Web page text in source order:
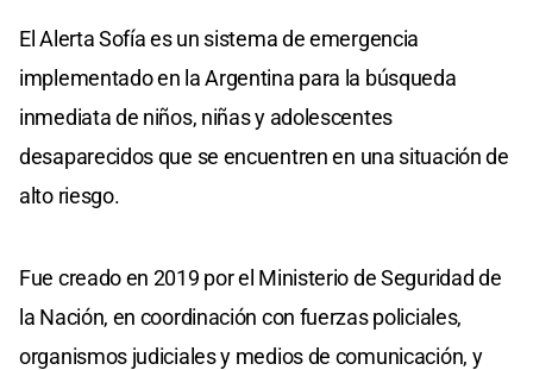
El Alerta Sofía es un sistema de emergencia
implementado en la Argentina para la búsqueda
inmediata de niños, niñas y adolescentes
desaparecidos que se encuentren en una situación de
alto riesgo.
Fue creado en 2019 por el Ministerio de Seguridad de
la Nación, en coordinación con fuerzas policiales,
organismos judiciales y medios de comunicación, y